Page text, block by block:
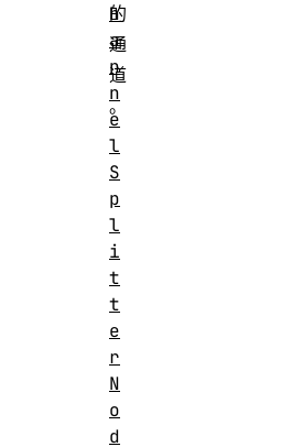
的
通
道
。
Number
Number
outputs
Channel
h
a
n
n
e
l
S
p
l
i
t
t
e
r
N
o
d